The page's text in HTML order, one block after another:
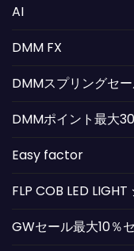
AI
DMM FX
DMMスプリングセ
DMMポイント最大
Easy factor
FLP COB LED
GWセール最大10％